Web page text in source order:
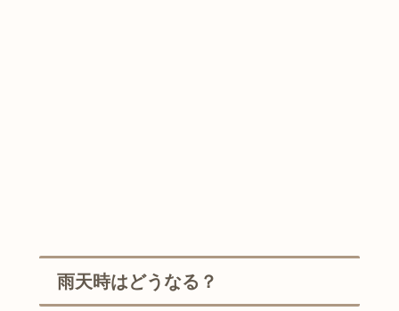
雨天時はどうなる？